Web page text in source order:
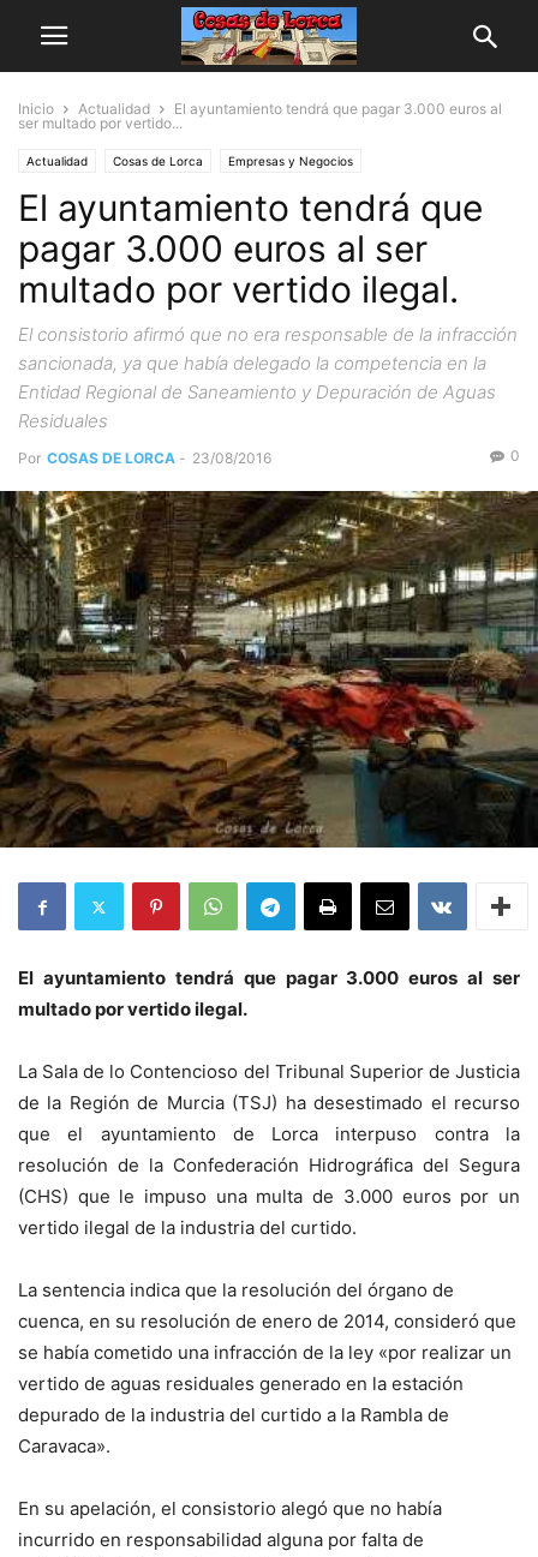
Inicio Actualidad
El ayuntamiento tendrá que pagar 3.000 euros al
ser multado por vertido...
Actualidad Cosas de Lorca Empresas y Negocios
El ayuntamiento tendrá que
pagar 3.000 euros al ser
multado por vertido ilegal.
El consistorio afirmó que no era responsable de la infracción
sancionada, ya que había delegado la competencia en la
Entidad Regional de Saneamiento y Depuración de Aguas
Residuales
Por COSAS DE LORCA - 23/08/2016 0
El ayuntamiento tendrá que pagar 3.000 euros al ser
multado por vertido ilegal.
La Sala de lo Contencioso del Tribunal Superior de Justicia
de la Región de Murcia (TSJ) ha desestimado el recurso
que el ayuntamiento de Lorca interpuso contra la
resolución de la Confederación Hidrográfica del Segura
(CHS) que le impuso una multa de 3.000 euros por un
vertido ilegal de la industria del curtido.
La sentencia indica que la resolución del órgano de
cuenca, en su resolución de enero de 2014, consideró que
se había cometido una infracción de la ley «por realizar un
vertido de aguas residuales generado en la estación
depurado de la industria del curtido a la Rambla de
Caravaca».
En su apelación, el consistorio alegó que no había
incurrido en responsabilidad alguna por falta de